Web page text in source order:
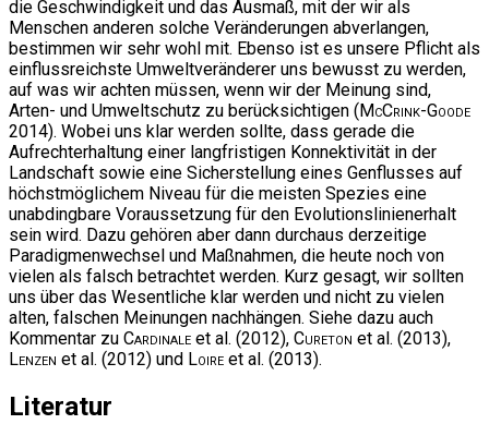
die Geschwindigkeit und das Ausmaß, mit der wir als
Menschen anderen solche Veränderungen abverlangen,
bestimmen wir sehr wohl mit. Ebenso ist es unsere Pflicht als
einflussreichste Umweltveränderer uns bewusst zu werden,
auf was wir achten müssen, wenn wir der Meinung sind,
Arten- und Umweltschutz zu berücksichtigen (McCrink-Goode
2014). Wobei uns klar werden sollte, dass gerade die
Aufrechterhaltung einer langfristigen Konnektivität in der
Landschaft sowie eine Sicherstellung eines Genflusses auf
höchstmöglichem Niveau für die meisten Spezies eine
unabdingbare Voraussetzung für den Evolutionslinienerhalt
sein wird. Dazu gehören aber dann durchaus derzeitige
Paradigmenwechsel und Maßnahmen, die heute noch von
vielen als falsch betrachtet werden. Kurz gesagt, wir sollten
uns über das Wesentliche klar werden und nicht zu vielen
alten, falschen Meinungen nachhängen. Siehe dazu auch
Kommentar zu Cardinale et al. (2012), Cureton et al. (2013),
Lenzen et al. (2012) und Loire et al. (2013).
Literatur